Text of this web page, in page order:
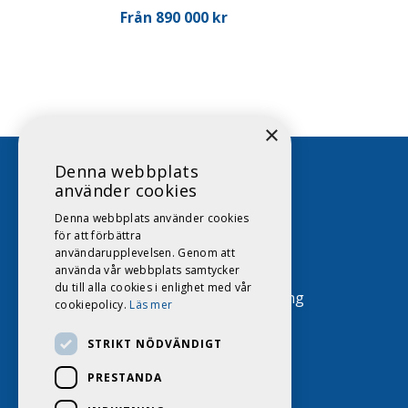
Från 890 000 kr
011-16 88 16
info@dags.se
Tenngatan 4, 602 23 Norrköping
×
Denna webbplats
använder cookies
Denna webbplats använder cookies
för att förbättra
användarupplevelsen. Genom att
använda vår webbplats samtycker
du till alla cookies i enlighet med vår
cookiepolicy. Läs mer
STRIKT NÖDVÄNDIGT
PRESTANDA